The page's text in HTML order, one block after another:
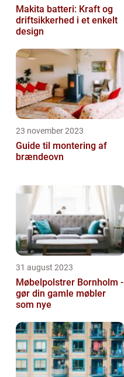
Makita batteri: Kraft og
driftsikkerhed i et enkelt
design
23 november 2023
Guide til montering af
brændeovn
31 august 2023
Møbelpolstrer Bornholm -
gør din gamle møbler
som nye